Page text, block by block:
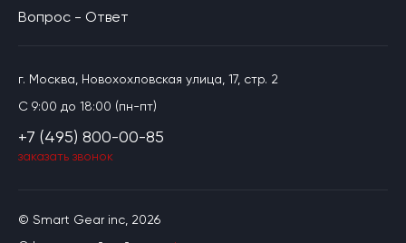
© Smart Gear inc, 2026
Вопрос - Ответ
г. Москва, Новохохловская улица, 17, стр. 2
C 9:00 до 18:00 (пн-пт)
+7 (495) 800-00-85
заказать звонок